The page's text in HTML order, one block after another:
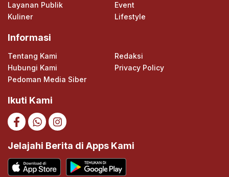
Layanan Publik
Event
Kuliner
Lifestyle
Informasi
Tentang Kami
Redaksi
Hubungi Kami
Privacy Policy
Pedoman Media Siber
Ikuti Kami
Jelajahi Berita di Apps Kami